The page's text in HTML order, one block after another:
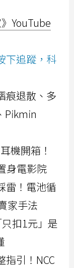
YouTube
下追蹤，科
痕退散、多
Pikmin
機開箱！
身電影院
雷！電池循
家手法
扣1元」是
引！NCC